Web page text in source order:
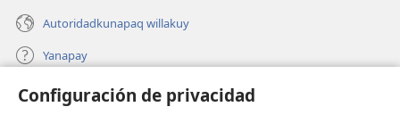
Configuración de privacidad
Autoridadkunapaq willakuy
Yanapay
Donacionta churanapaq